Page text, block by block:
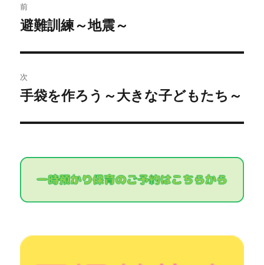
稿
ビ
ゲ
ー
ョ
ン
前
過
の
投
稿:
避難訓練～地震～
次
次
投
手袋を作ろう～大きな子どもたち～